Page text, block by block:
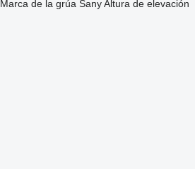
Marca de la grúa Sany Altura de elevación